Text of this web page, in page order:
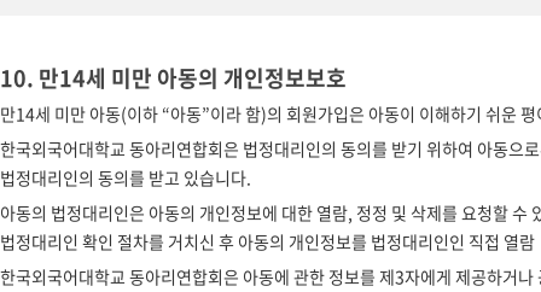
10. 만14세 미만 아동의 개인정보보호
만14세 미만 아동(이하 “아동”이라 함)의 회원가입은 아동이 이해하기 쉬운
한국외국어대학교 동아리연합회은 법정대리인의 동의를 받기 위하여 아동
법정대리인의 동의를 받고 있습니다.
아동의 법정대리인은 아동의 개인정보에 대한 열람, 정정 및 삭제를 요청할
법정대리인 확인 절차를 거치신 후 아동의 개인정보를 법정대리인인 직접 열
한국외국어대학교 동아리연합회은 아동에 관한 정보를 제3자에게 제공하거